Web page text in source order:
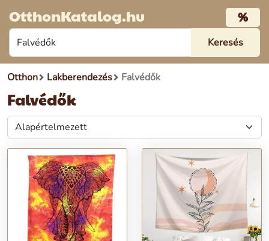
OtthonKatalog.hu %
Otthon Lakberendezés Falvédők
Falvédők